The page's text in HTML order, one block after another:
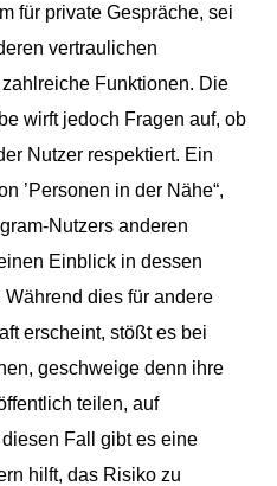
für private Gespräche, sei
vertraulichen
Funktionen. Die
wirft jedoch Fragen auf, ob
Nutzer respektiert. Ein
’Personen in der Nähe“,
Nutzers anderen
Einblick in dessen
dies für andere
erscheint, stößt es bei
geschweige denn ihre
teilen, auf
Fall gibt es eine
hilft, das Risiko zu